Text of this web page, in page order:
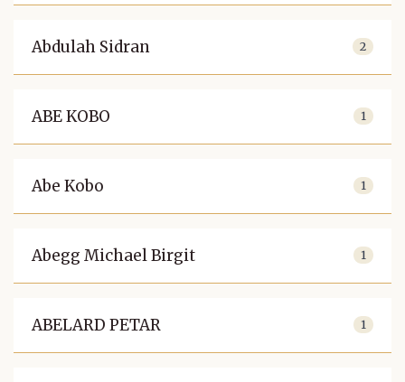
Abdulah Sidran 2
ABE KOBO 1
Abe Kobo 1
Abegg Michael Birgit 1
ABELARD PETAR 1